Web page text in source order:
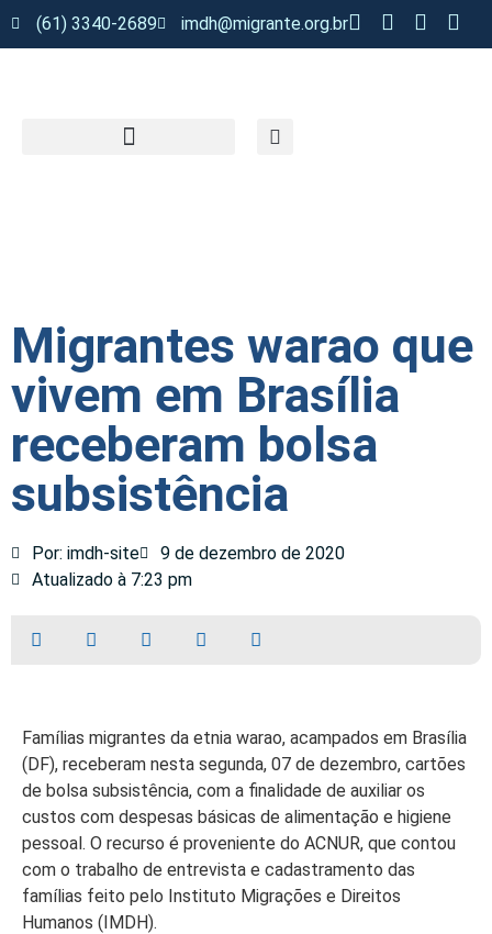
(61) 3340-2689 imdh@migrante.org.br
Migrantes warao que
vivem em Brasília
receberam bolsa
subsistência
Por: imdh-site
9 de dezembro de 2020
Atualizado à 7:23 pm
Famílias migrantes da etnia warao, acampados em Brasília
(DF), receberam nesta segunda, 07 de dezembro, cartões
de bolsa subsistência, com a finalidade de auxiliar os
custos com despesas básicas de alimentação e higiene
pessoal. O recurso é proveniente do ACNUR, que contou
com o trabalho de entrevista e cadastramento das
famílias feito pelo Instituto Migrações e Direitos
Humanos (IMDH).